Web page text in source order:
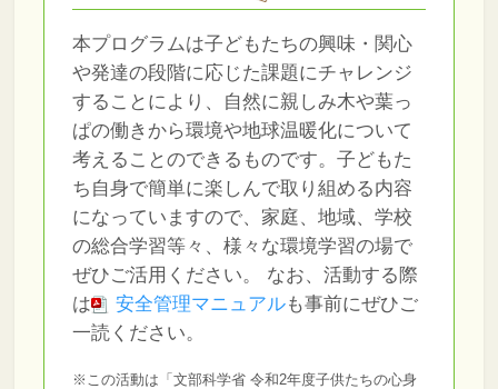
本プログラムは子どもたちの興味・関心
や発達の段階に応じた課題にチャレンジ
することにより、自然に親しみ木や葉っ
ぱの働きから環境や地球温暖化について
考えることのできるものです。子どもた
ち自身で簡単に楽しんで取り組める内容
になっていますので、家庭、地域、学校
の総合学習等々、様々な環境学習の場で
ぜひご活用ください。
なお、活動する際
は
安全管理マニュアルも事前にぜひご
一読ください。
※この活動は「文部科学省 令和2年度子供たちの心身